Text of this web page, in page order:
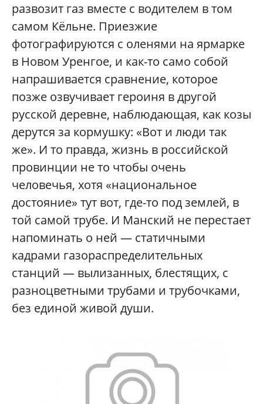
развозит газ вместе с водителем в том
самом Кёльне. Приезжие
фотографируются с оленями на ярмарке
в Новом Уренгое, и как-то само собой
напрашивается сравнение, которое
позже озвучивает героиня в другой
русской деревне, наблюдающая, как козы
дерутся за кормушку: «Вот и люди так
же». И то правда, жизнь в российской
провинции не то чтобы очень
человечья, хотя «национальное
достояние» тут вот, где-то под землей, в
той самой трубе. И Манский не перестает
напоминать о ней — статичными
кадрами газораспределительных
станций — вылизанных, блестящих, с
разноцветными трубами и трубочками,
без единой живой души.